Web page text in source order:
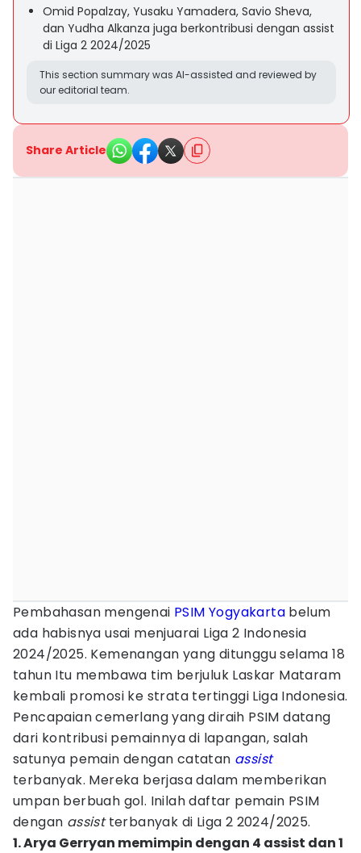
Omid Popalzay, Yusaku Yamadera, Savio Sheva,
dan Yudha Alkanza juga berkontribusi dengan assist
di Liga 2 2024/2025
This section summary was AI-assisted and reviewed by
our editorial team.
Share Article
Pembahasan mengenai PSIM Yogyakarta belum
ada habisnya usai menjuarai Liga 2 Indonesia
2024/2025. Kemenangan yang ditunggu selama 18
tahun Itu membawa tim berjuluk Laskar Mataram
kembali promosi ke strata tertinggi Liga Indonesia.
Pencapaian cemerlang yang diraih PSIM datang
dari kontribusi pemainnya di lapangan, salah
satunya pemain dengan catatan assist
terbanyak. Mereka berjasa dalam memberikan
umpan berbuah gol. Inilah daftar pemain PSIM
dengan assistterbanyak di Liga 2 2024/2025.
1. Arya Gerryan memimpin dengan 4 assist dan 1